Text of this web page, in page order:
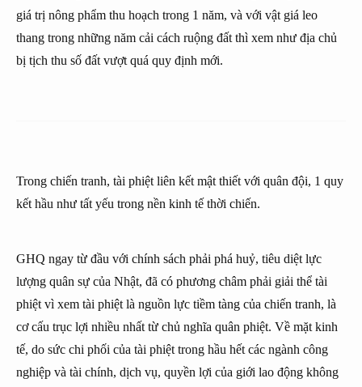
giá trị nông phẩm thu hoạch trong 1 năm, và với vật giá leo
thang trong những năm cải cách ruộng đất thì xem như địa chủ
bị tịch thu số đất vượt quá quy định mới.
Trong chiến tranh, tài phiệt liên kết mật thiết với quân đội, 1 quy
kết hầu như tất yếu trong nền kinh tế thời chiến.
GHQ ngay từ đầu với chính sách phải phá huỷ, tiêu diệt lực
lượng quân sự của Nhật, đã có phương châm phải giải thể tài
phiệt vì xem tài phiệt là nguồn lực tiềm tàng của chiến tranh, là
cơ cấu trục lợi nhiều nhất từ chủ nghĩa quân phiệt. Về mặt kinh
tế, do sức chi phối của tài phiệt trong hầu hết các ngành công
nghiệp và tài chính, dịch vụ, quyền lợi của giới lao động không